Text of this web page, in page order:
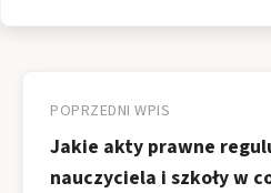
wpisu
POPRZEDNI WPIS
Jakie akty prawne
nauczyciela i szkoły w